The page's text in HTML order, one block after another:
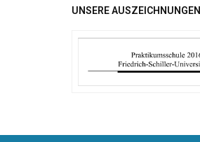
UNSERE AUSZEICHNUNGEN